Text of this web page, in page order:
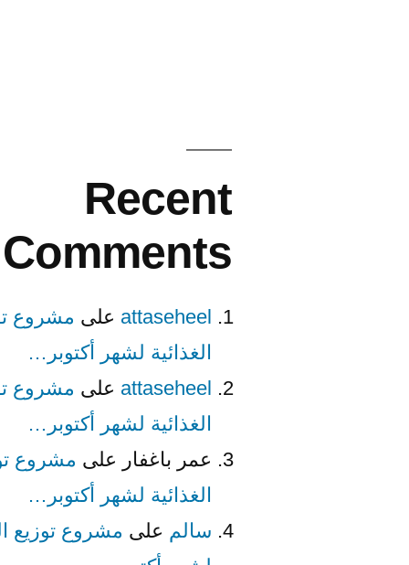
Recent
Comments
attaseheel على مشروع
الغذائية لشهر أكتوبر…
attaseheel على مشروع
الغذائية لشهر أكتوبر…
عمر باغفار على مشروع
الغذائية لشهر أكتوبر…
سالم على مشروع توزيع